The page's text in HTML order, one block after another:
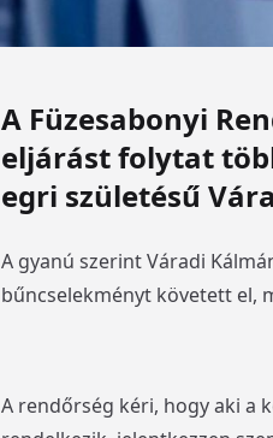
A Füzesabonyi
eljárást folytat
egri születésű
A gyanú szerint Váradi
bűncselekményt követett el,
A rendőrség kéri, hogy aki a